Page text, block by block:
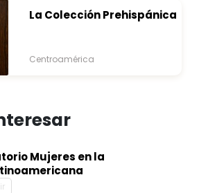
La Colección Prehispánica
Centroamérica
Mujeres en la